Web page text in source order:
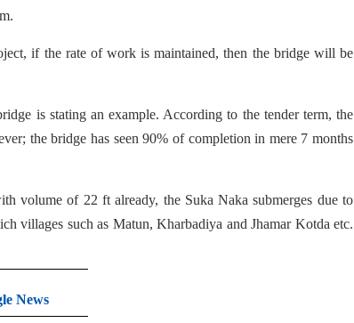
if the rate of work is maintained, then the bridge will be
is stating an example. According to the tender term, the
the bridge has seen 90% of completion in mere 7 months
volume of 22 ft already, the Suka Naka submerges due to
villages such as Matun, Kharbadiya and Jhamar Kotda etc.
News